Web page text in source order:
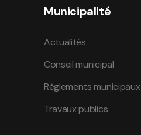
Municipalité
Actualités
Conseil municipal
Règlements municipaux
Travaux publics